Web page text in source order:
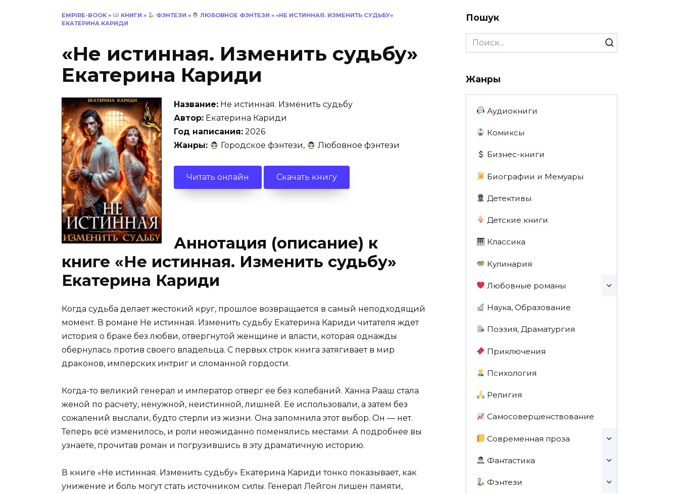
EMPIRE-BOOK » КНИГИ » ФЭНТЕЗИ » ЛЮБОВНОЕ ФЭНТЕЗИ »«НЕ ИСТИННАЯ. ИЗМЕНИТЬ СУДЬБУ»
ЕКАТЕРИНА КАРИДИ
«Не истинная. Изменить судьбу»
Екатерина Кариди
Название: Не истинная. Изменить судьбу
Автор: Екатерина Кариди
Год написания: 2026
Жанры:
Городское фэнтези, Любовное фэнтези
Читать онлайн Скачать книгу
Аннотация (описание) к
книге «Не истинная. Изменить судьбу»
Екатерина Кариди
Когда судьба делает жестокий круг, прошлое возвращается в самый неподходящий
момент. В романе Не истинная. Изменить судьбу Екатерина Кариди читателя ждет
история о браке без любви, отвергнутой женщине и власти, которая однажды
обернулась против своего владельца. С первых строк книга затягивает в мир
драконов, имперских интриг и сломанной гордости.
Когда-то великий генерал и император отверг ее без колебаний. Ханна Рааш стала
женой по расчету, ненужной, неистинной, лишней. Ее использовали, а затем без
сожалений выслали, будто стерли из жизни. Она запомнила этот выбор. Он — нет.
Теперь всё изменилось, и роли неожиданно поменялись местами. А подробнее вы
узнаете, прочитав роман и погрузившись в эту драматичную историю.
В книге «Не истинная. Изменить судьбу» Екатерина Кариди тонко показывает, как
унижение и боль могут стать источником силы. Генерал Лейгон лишен памяти,
Пошук
Search
for:
Жанры
Аудиокниги
Комиксы
Бизнес-книги
Биографии и Мемуары
Детективы
Детские книги
Классика
Кулинария
Любовные романы
Наука, Образование
Поэзия, Драматургия
Приключения
Психология
Религия
Самосовершенствование
Современная проза
Фантастика
Фэнтези